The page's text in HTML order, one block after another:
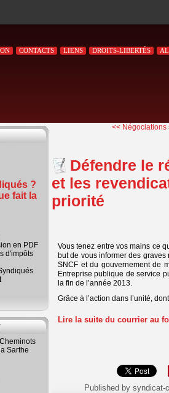
CONTACTS LIENS DROITS-LIBERTÉS
?
fait la
en PDF
d'impôts
Sarthe
<< Négociations
Défendre le
et les
priorité
Vous tenez entre vos mains ce
but de vous informer des
SNCF et du gouvernement de
Entreprise publique de service
la fin de l’année 2013.
Grâce à l’action dans l’unité,
Lire la suite du courrier au
Published by syndicat-